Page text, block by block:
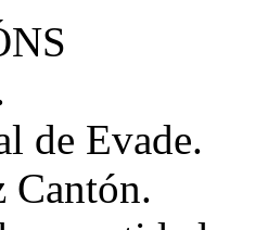
de Evade.
Cantón.